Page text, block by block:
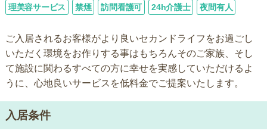
理美容サービス 禁煙 訪問看護可 24h介護士 夜間有人
ご入居されるお客様がより良いセカンドライフをお過ごし
いただく環境をお作りする事はもちろんそのご家族、そし
て施設に関わるすべての方に幸せを実感していただけるよ
うに、心地良いサービスを低料金でご提案いたします。
入居条件